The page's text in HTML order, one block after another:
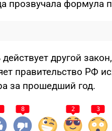
прозвучала формула
другой
правительство РФ
за прошедший год.
8 2 3